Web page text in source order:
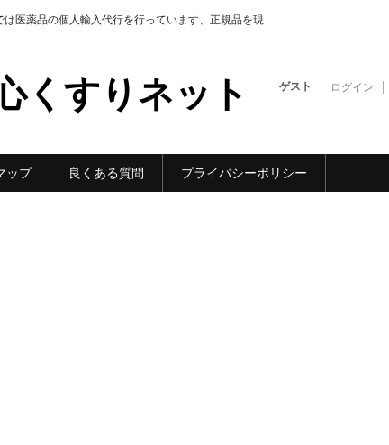
医薬品の個人輸入代行を行っています、正規品を現
くすりネット ゲスト ログイン
ップ 良くある質問 プライバシーポリシー